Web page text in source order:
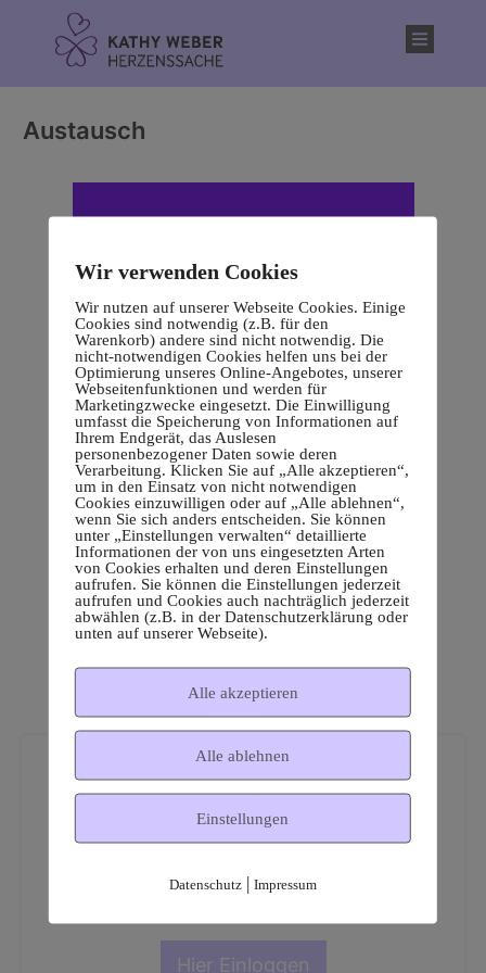
Austausch
Dies ist ein geschützter
Mitgliederbereich!
Hier Einloggen
Wir verwenden Cookies
Wir nutzen auf unserer Webseite Cookies. Einige
Cookies sind notwendig (z.B. für den
Warenkorb) andere sind nicht notwendig. Die
nicht-notwendigen Cookies helfen uns bei der
Optimierung unseres Online-Angebotes, unserer
Webseitenfunktionen und werden für
Marketingzwecke eingesetzt. Die Einwilligung
umfasst die Speicherung von Informationen auf
Ihrem Endgerät, das Auslesen
personenbezogener Daten sowie deren
Verarbeitung. Klicken Sie auf „Alle akzeptieren“,
um in den Einsatz von nicht notwendigen
Cookies einzuwilligen oder auf „Alle ablehnen“,
wenn Sie sich anders entscheiden. Sie können
unter „Einstellungen verwalten“ detaillierte
Informationen der von uns eingesetzten Arten
von Cookies erhalten und deren Einstellungen
aufrufen. Sie können die Einstellungen jederzeit
aufrufen und Cookies auch nachträglich jederzeit
abwählen (z.B. in der Datenschutzerklärung oder
unten auf unserer Webseite).
Alle akzeptieren
Alle ablehnen
Einstellungen
Datenschutz| Impressum